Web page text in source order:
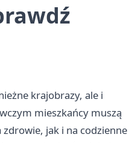
krajobrazy, ale i
mieszkańcy muszą
jak i na codzienne